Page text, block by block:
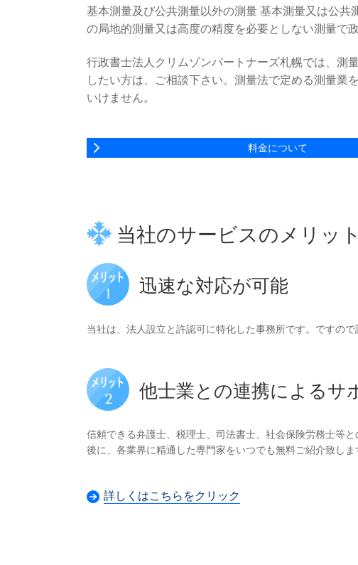
基本測量及び公共測量以外の測量 基本測量又は公
の局地的測量又は高度の精度を必要としない測量で
行政書士法人クリムゾンパートナーズ札幌では、測
したい方は、ご相談下さい。測量法で定める測量業
いけません。
料金について
当社のサービスのメリット
迅速な対応が可能
当社は、法人設立と許認可に特化した事務所です。ですの
他士業との連携によるサ
信頼できる弁護士、税理士、司法書士、社会保険労務士等
後に、 各業界に精通した専門家をいつでも無料ご紹介致しま
詳しくはこちらをクリック